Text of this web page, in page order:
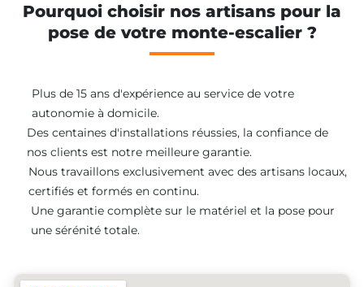
Pourquoi choisir nos artisans pour la
pose de votre monte-escalier ?
Plus de 15 ans d'expérience au service de votre
autonomie à domicile.
Des centaines d'installations réussies, la confiance de
nos clients est notre meilleure garantie.
Nous travaillons exclusivement avec des artisans locaux,
certifiés et formés en continu.
Une garantie complète sur le matériel et la pose pour
une sérénité totale.